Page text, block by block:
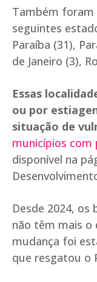
Também foram
seguintes
Paraíba (31),
de Janeiro (3),
Essas
ou por
situação de
municípios com
disponível na
Desde 2024, os
não têm mais o
mudança foi
que resgatou o